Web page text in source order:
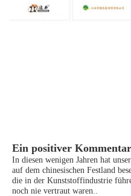
Ein positiver Kommentar
In diesen wenigen Jahren hat
auf dem chinesischen Festland
die in der Kunststoffindustrie
noch nie vertraut waren..